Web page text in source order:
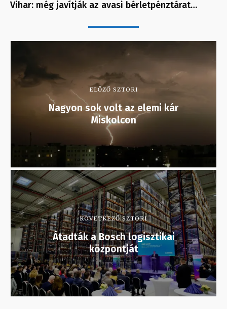
Vihar: még javítják az avasi bérletpénztárat…
ELŐZŐ SZTORI
Nagyon sok volt az elemi kár
Miskolcon
KÖVETKEZŐ SZTORI
Átadták a Bosch logisztikai
központját